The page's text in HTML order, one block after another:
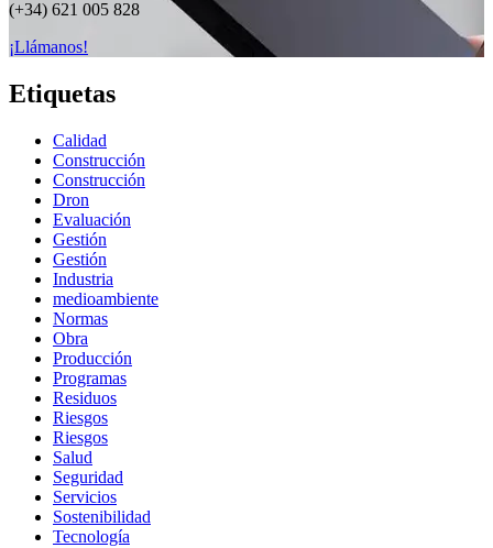
(+34) 621 005 828
¡Llámanos!
Etiquetas
Calidad
Construcción
Construcción
Dron
Evaluación
Gestión
Gestión
Industria
medioambiente
Normas
Obra
Producción
Programas
Residuos
Riesgos
Riesgos
Salud
Seguridad
Servicios
Sostenibilidad
Tecnología